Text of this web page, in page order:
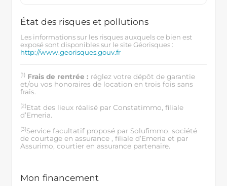
État des risques et pollutions
Les informations sur les risques auxquels ce bien est
exposé sont disponibles sur le site Géorisques :
http://www.georisques.gouv.fr
(1) Frais de rentrée : réglez votre dépôt de garantie
et/ou vos honoraires de location en trois fois sans
frais.
(2)Etat des lieux réalisé par Constatimmo, filiale
d’Emeria.
(3)Service facultatif proposé par Solufimmo, société
de courtage en assurance , filiale d’Emeria et par
Assurimo, courtier en assurance partenaire.
Mon financement